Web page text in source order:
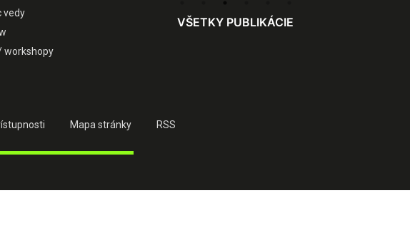
vedy
workshopy
VŠETKY PUBLIKÁCIE
Mapa stránky RSS